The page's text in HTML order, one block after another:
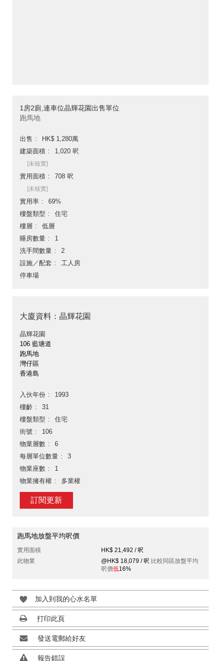
1房2廁,連車位晶輝花園出售單位
跑馬地
出售
HK$ 1,280萬
建築面積
1,020 呎
[未核實]
實用面積 708 呎
[未核實]
實用率
69%
樓盤類型
住宅
樓層
低層
睡房數量
1
洗手間數量
2
設施／配套
工人房
停車場
大廈資料：晶輝花園
晶輝花園
106 藍塘道
跑馬地
灣仔區
香港島
入伙年份
1993
樓齡
31
樓盤類型
住宅
街號
106
物業層數
6
每層單位數量
3
物業座數
1
物業擁有權
多業權
訂閱更新
跑馬地放盤平均呎價
實用面積
HK$ 21,492 / 呎
此物業
@HK$ 18,079 / 呎 比較同區放盤平均
呎價低16%
加入到我的心水名單
打印此頁
發送電郵給好友
報告錯誤